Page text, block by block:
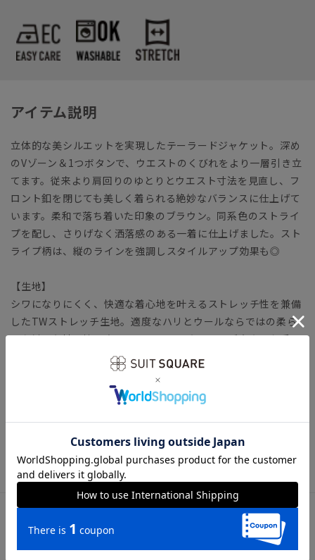
アイテム説明
立体的な美シルエットを実現したテーラードジャケット。深め
のVゾーン＆1つボタンで、ウエストのくびれをより一層引き立
てます。従来より肩回りのゆとりとウエスト寸法を見直し、フ
ロント釦を閉じても美しく着られる絶妙なバランスに仕上げて
います。柔和で落ち着いた印象のブラウン。同系色のストライ
プを配し、さりげなく洒落感のある一着に仕上げました。スト
ライプ柄は、縦のラインを強調しスタイルアップ効果も◎
【生地】
シワになりにくく、快適な着心地を叶えるストレッチ性を兼備
したTWストレッチ生地。適度なハリとウールならではの柔ら
かな触り心地を持ち合わせています。さらに、ご自宅でお手入
れ可能なウォッシャブル機能付き◎
ウォッシャブル／汚れてもご家庭で簡単にお洗濯が可能です。
レディーススーツ ビジネス テーラード イージーケア 形
態安定
＊セット着用可（パンツ、スカートは別売りとなります。）